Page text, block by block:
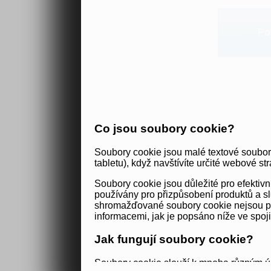
Co jsou soubory cookie?
Soubory cookie jsou malé textové
tabletu), když navštívíte určité webové
Soubory cookie jsou důležité pro
používány pro přizpůsobení produktů a
shromažďované soubory cookie nejsou
informacemi, jak je popsáno níže ve
Jak fungují soubory cookie?
Soubory cookie slouží k mnoha různým